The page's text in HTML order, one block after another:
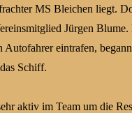
MS Bleichen liegt.
Jürgen Blume.
Autofahrer eintrafen,
Schiff.
aktiv im Team um die